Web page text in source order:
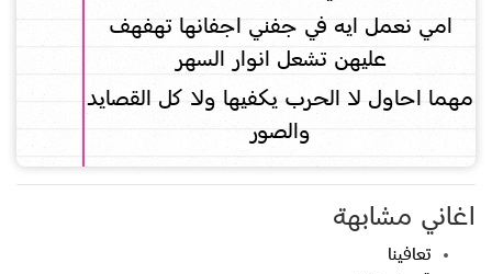
امي نعمل ايه في جفني اجفانها تهفهف
عليهن تشعل انوار السهر
مهما احاول لا الحرب يكفيها ولا كل القصايد
والصور
اغاني مشابهة
تعافينا